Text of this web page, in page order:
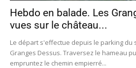
Hebdo en balade. Les
vues sur le château...
Le départ s'effectue depuis le parking du
Granges Dessus. Traversez le hameau
empruntez le chemin empierré...